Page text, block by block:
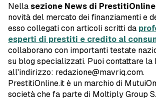
Nellasezione News di
novità del mercato dei finanziamenti e
esso collegati con articoli scritti da
esperti di prestiti e credito al
collaborano con importanti testate
su blog specializzati. Puoi contattare la
all'indirizzo: redazione@mavriq.com.
PrestitiOnline.it è un marchio di
società che fa parte di Moltiply Group